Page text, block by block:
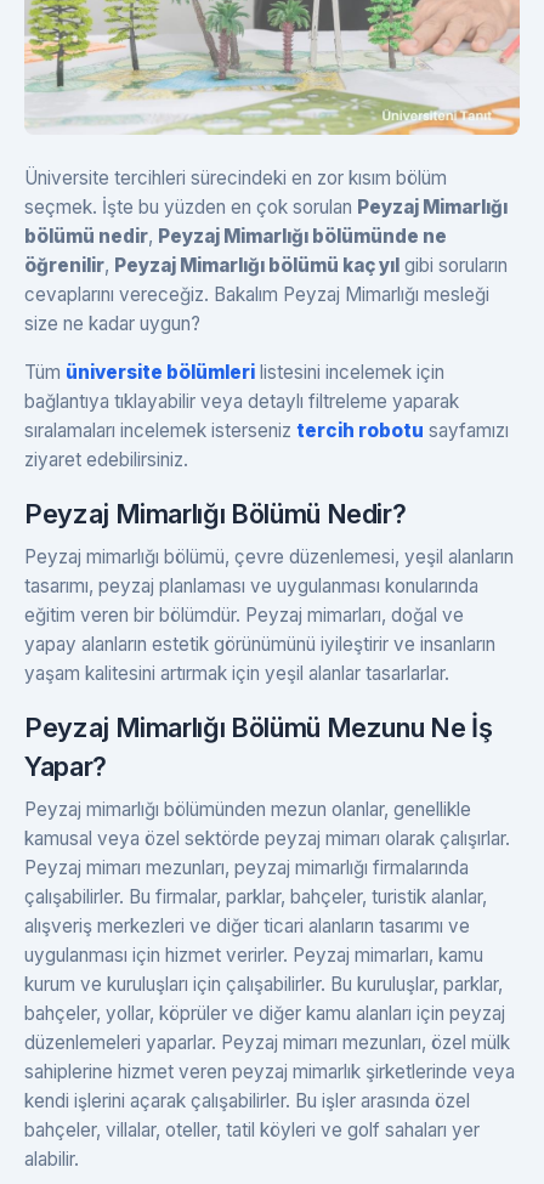
Üniversite tercihleri sürecindeki en zor kısım bölüm
seçmek. İşte bu yüzden en çok sorulan Peyzaj Mimarlığı
bölümü nedir, Peyzaj Mimarlığı bölümünde ne
öğrenilir, Peyzaj Mimarlığı bölümü kaç yıl gibi soruların
cevaplarını vereceğiz. Bakalım Peyzaj Mimarlığı mesleği
size ne kadar uygun?
Tüm üniversite bölümleri listesini incelemek için
bağlantıya tıklayabilir veya detaylı filtreleme yaparak
sıralamaları incelemek isterseniz tercih robotu sayfamızı
ziyaret edebilirsiniz.
Peyzaj Mimarlığı Bölümü Nedir?
Peyzaj mimarlığı bölümü, çevre düzenlemesi, yeşil alanların
tasarımı, peyzaj planlaması ve uygulanması konularında
eğitim veren bir bölümdür. Peyzaj mimarları, doğal ve
yapay alanların estetik görünümünü iyileştirir ve insanların
yaşam kalitesini artırmak için yeşil alanlar tasarlarlar.
Peyzaj Mimarlığı Bölümü Mezunu Ne İş
Yapar?
Peyzaj mimarlığı bölümünden mezun olanlar, genellikle
kamusal veya özel sektörde peyzaj mimarı olarak çalışırlar.
Peyzaj mimarı mezunları, peyzaj mimarlığı firmalarında
çalışabilirler. Bu firmalar, parklar, bahçeler, turistik alanlar,
alışveriş merkezleri ve diğer ticari alanların tasarımı ve
uygulanması için hizmet verirler. Peyzaj mimarları, kamu
kurum ve kuruluşları için çalışabilirler. Bu kuruluşlar, parklar,
bahçeler, yollar, köprüler ve diğer kamu alanları için peyzaj
düzenlemeleri yaparlar. Peyzaj mimarı mezunları, özel mülk
sahiplerine hizmet veren peyzaj mimarlık şirketlerinde veya
kendi işlerini açarak çalışabilirler. Bu işler arasında özel
bahçeler, villalar, oteller, tatil köyleri ve golf sahaları yer
alabilir.